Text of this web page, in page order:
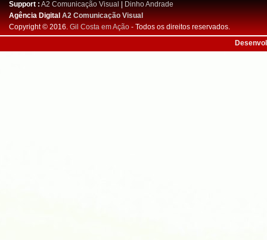
Support : A2 Comunicação Visual | Dinho Andrade
Agência DigitalA2 Comunicação Visual
Copyright © 2016. Gil Costa em Ação - Todos os direitos reservados.